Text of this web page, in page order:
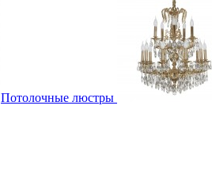
Потолочные люстры